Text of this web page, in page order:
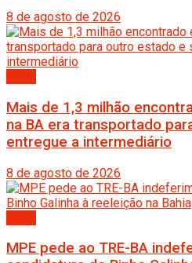
8 de agosto de 2026
Mais de 1,3 milhão
na BA era transportado
entregue a intermediário
8 de agosto de 2026
MPE pede ao TRE-BA